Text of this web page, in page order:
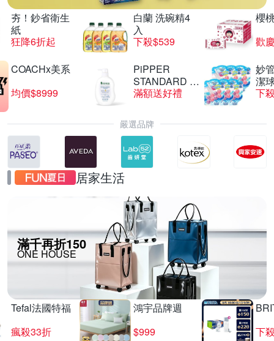
夯！鈔省衛生
紙
狂降6折起
白蘭 洗碗精4
入
下殺$539
櫻
歡
COACHx美系
均價$8999
PiPPER
STANDARD 沛
柏
滿額送好禮
妙
潔
下
嚴選品牌
居家生活
滿千再折150
ONE HOUSE
Tefal法國特福
瘋殺33折
鴻宇品牌週
$999
下